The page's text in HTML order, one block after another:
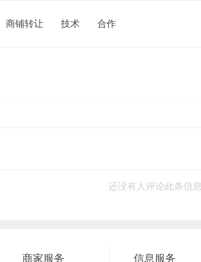
商铺转让 技术 合作
还没有人评论此条信息
商家服务 信息服务